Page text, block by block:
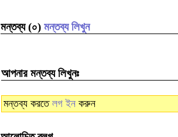
মন্তব্য (০) মন্তব্য লিখুন
আপনার মন্তব্য লিখুনঃ
মন্তব্য করতে লগ ইন করুন